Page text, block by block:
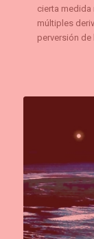
cierta medida
múltiples
perversión de